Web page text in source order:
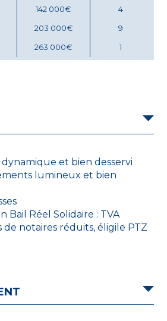
142 000€ 4
203 000€ 9
263 000€ 1
et bien desservi
lumineux et bien
Bail Réel Solidaire : TVA
de notaires réduits, éligile PTZ